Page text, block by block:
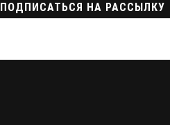
ПОДПИСАТЬСЯ НА РАССЫЛКУ